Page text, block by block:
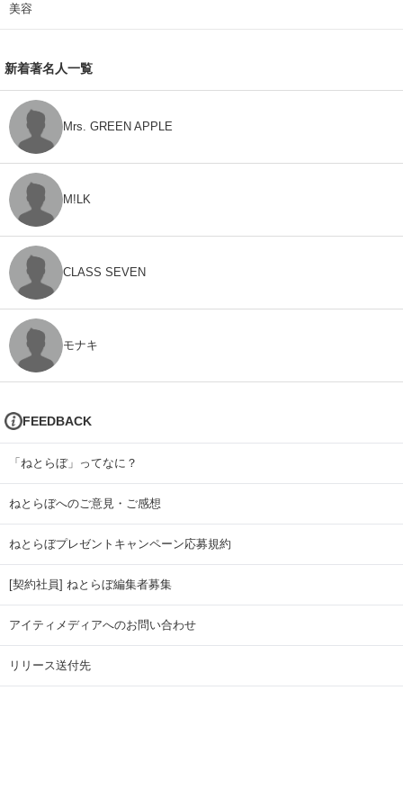
美容
新着著名人一覧
Mrs. GREEN APPLE
M!LK
CLASS SEVEN
モナキ
FEEDBACK
「ねとらぼ」ってなに？
ねとらぼへのご意見・ご感想
ねとらぼプレゼントキャンペーン応募規約
[契約社員] ねとらぼ編集者募集
アイティメディアへのお問い合わせ
リリース送付先